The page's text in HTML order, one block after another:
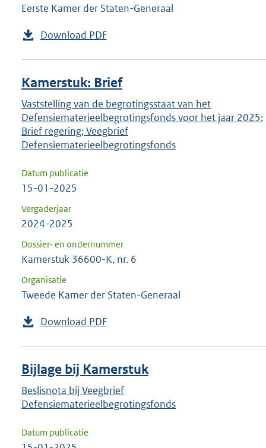
Eerste Kamer der Staten-Generaal
Download PDF
Kamerstuk: Brief
Vaststelling van de begrotingsstaat van het
Defensiematerieelbegrotingsfonds voor het jaar 2025;
Brief regering; Veegbrief
Defensiematerieelbegrotingsfonds
Datum publicatie
15-01-2025
Vergaderjaar
2024-2025
Dossier- en ondernummer
Kamerstuk 36600-K, nr. 6
Organisatie
Tweede Kamer der Staten-Generaal
Download PDF
Bijlage bij Kamerstuk
Beslisnota bij Veegbrief
Defensiematerieelbegrotingsfonds
Datum publicatie